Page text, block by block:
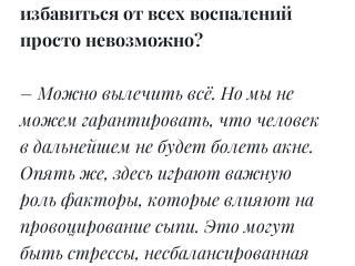
избавиться от всех воспалений
просто невозможно?
– Можно вылечить всё. Но мы не
можем гарантировать, что человек
в дальнейшем не будет болеть акне.
Опять же, здесь играют важную
роль факторы, которые влияют на
провоцирование сыпи. Это могут
быть стрессы, несбалансированная